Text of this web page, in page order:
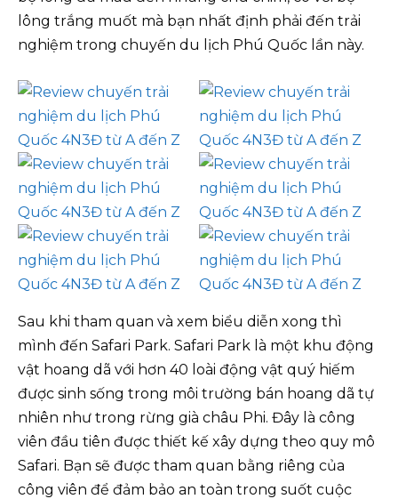
lông trắng muốt mà bạn nhất định phải đến trải
nghiệm trong chuyến du lịch Phú Quốc lần này.
Sau khi tham quan và xem biểu diễn xong thì
mình đến Safari Park. Safari Park là một khu động
vật hoang dã với hơn 40 loài động vật quý hiếm
được sinh sống trong môi trường bán hoang dã tự
nhiên như trong rừng già châu Phi. Đây là công
viên đầu tiên được thiết kế xây dựng theo quy mô
Safari. Bạn sẽ được tham quan bằng riêng của
công viên để đảm bảo an toàn trong suốt cuộc